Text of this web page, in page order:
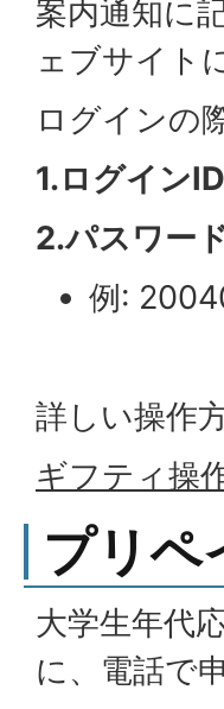
案内通知に
ェブサイト
ログインの
1.ログインID
2.パスワー
例:
詳しい操作
ギフティ操
プリペ
大学生年代
に、電話で